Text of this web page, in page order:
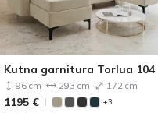
Kutna garnitura Torlua 104
96 cm 293 cm 172 cm
1195 € +3